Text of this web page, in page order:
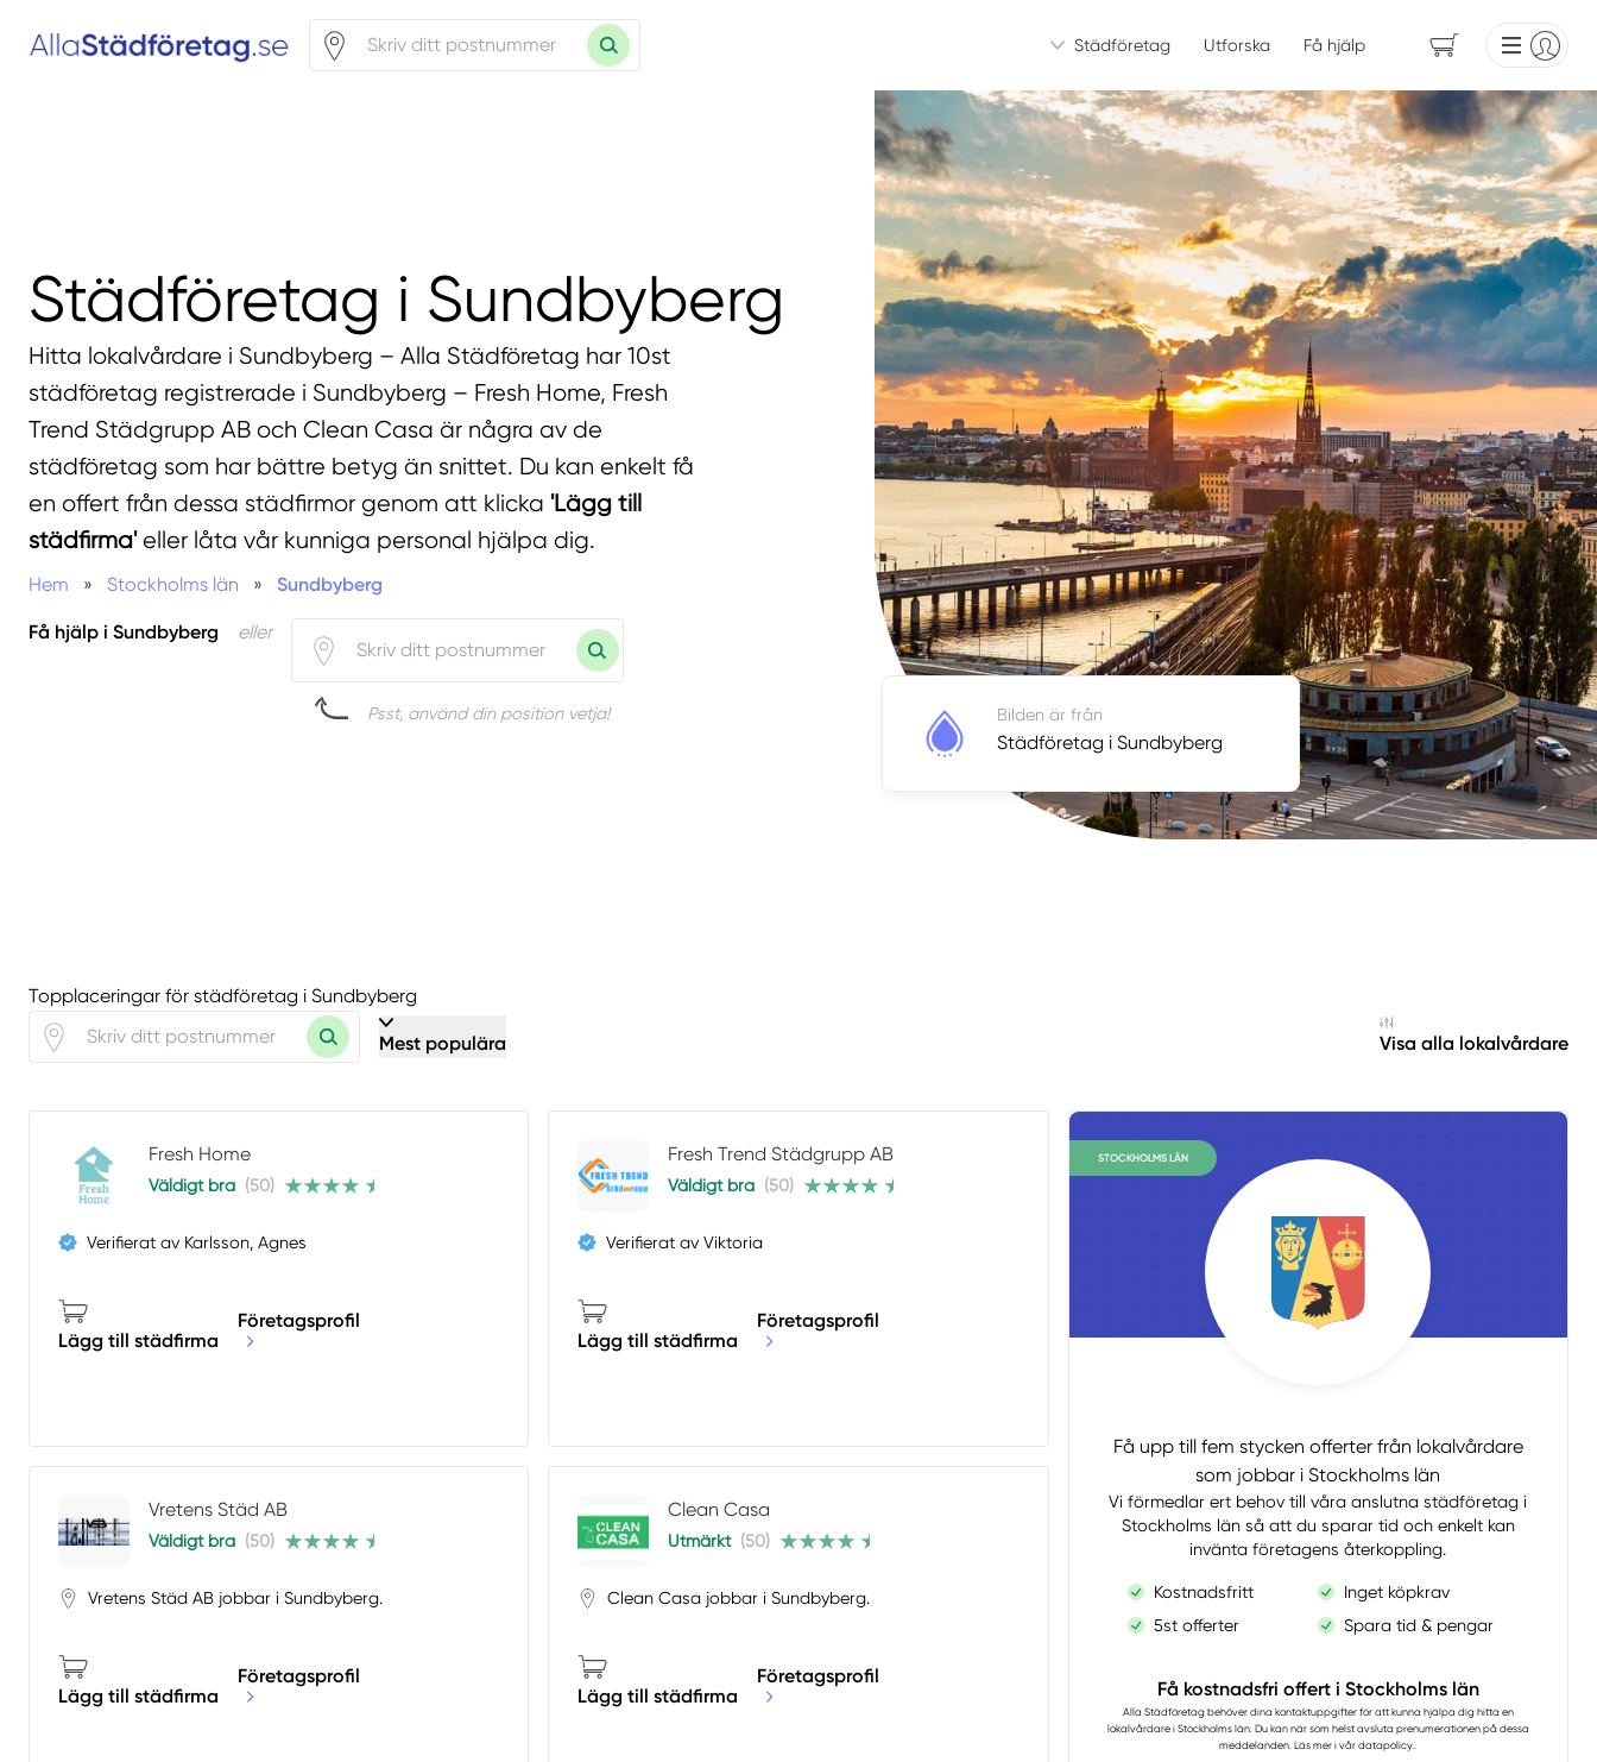
Städföretag Utforska Få hjälp
Städföretag i Sundbyberg
Hitta lokalvårdare i Sundbyberg – Alla Städföretag har 10st
städföretag registrerade i Sundbyberg – Fresh Home, Fresh
Trend Städgrupp AB och Clean Casa är några av de
städföretag som har bättre betyg än snittet. Du kan enkelt få
en offert från dessa städfirmor genom att klicka 'Lägg till
städfirma'eller låta vår kunniga personal hjälpa dig.
Hem » Stockholms län » Sundbyberg
Få hjälp i Sundbyberg eller
Psst, använd din position vetja! Bilden är från
Städföretag i Sundbyberg
Topplaceringar för städföretag i Sundbyberg
Mest populära Visa alla lokalvårdare
Fresh Home
Väldigt bra (50)
Verifierat av Karlsson, Agnes
Lägg till städfirma
Företagsprofil
Fresh Trend Städgrupp AB
Väldigt bra (50)
Verifierat av Viktoria
Lägg till städfirma
Företagsprofil
STOCKHOLMS LÄN
Få upp till fem stycken offerter från lokalvårdare
som jobbar i Stockholms län
Vi förmedlar ert behov till våra anslutna städföretag i
Stockholms län så att du sparar tid och enkelt kan
invänta företagens återkoppling.
Kostnadsfritt
Inget köpkrav
5st offerter
Spara tid & pengar
Få kostnadsfri offert i Stockholms län
Alla Städföretag behöver dina kontaktuppgifter för att kunna hjälpa dig hitta en
lokalvårdare i Stockholms län. Du kan när som helst avsluta prenumerationen på dessa
meddelanden. Läs mer i vårdatapolicy..
Vretens Städ AB
Väldigt bra (50)
Vretens Städ AB jobbar i Sundbyberg.
Lägg till städfirma
Företagsprofil
Clean Casa
Utmärkt (50)
Clean Casa jobbar i Sundbyberg.
Lägg till städfirma
Företagsprofil